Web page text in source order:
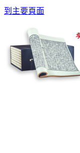
到主要頁面